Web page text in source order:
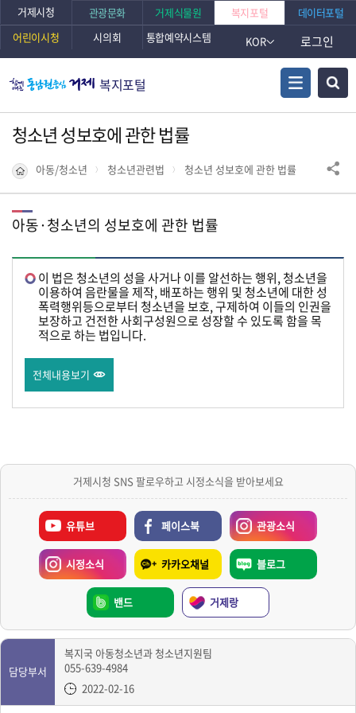
거제시청 관광문화 거제식물원 복지포털
데이터포털
어린이시청
시의회 통합예약시스템 KOR 로그인
복지포털
청소년 성보호에 관한 법률
아동/청소년 청소년관련법 청소년 성보호에 관한 법률
아동·청소년의 성보호에 관한 법률
이 법은 청소년의 성을 사거나 이를 알선하는 행위, 청소년을
이용하여 음란물을 제작, 배포하는 행위 및 청소년에 대한 성
폭력행위등으로부터 청소년을 보호, 구제하여 이들의 인권을
보장하고 건전한 사회구성원으로 성장할 수 있도록 함을 목
적으로 하는 법입니다.
전체내용보기
거제시청 SNS 팔로우하고 시정소식을 받아보세요
유튜브 페이스북 관광소식
시정소식 카카오채널 블로그
밴드 거제랑
담당부서
복지국 아동청소년과 청소년지원팀
055-639-4984
2022-02-16